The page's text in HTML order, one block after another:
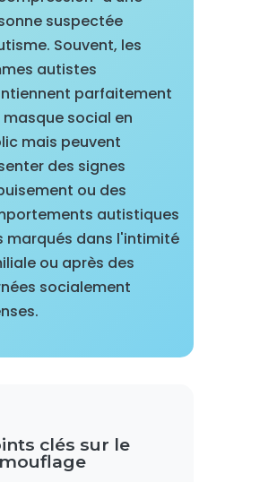
suspectée
Souvent, les
autistes
parfaitement
masque social en
mais peuvent
des signes
ou des
autistiques
marqués dans l'intimité
ou après des
socialement
clés sur le